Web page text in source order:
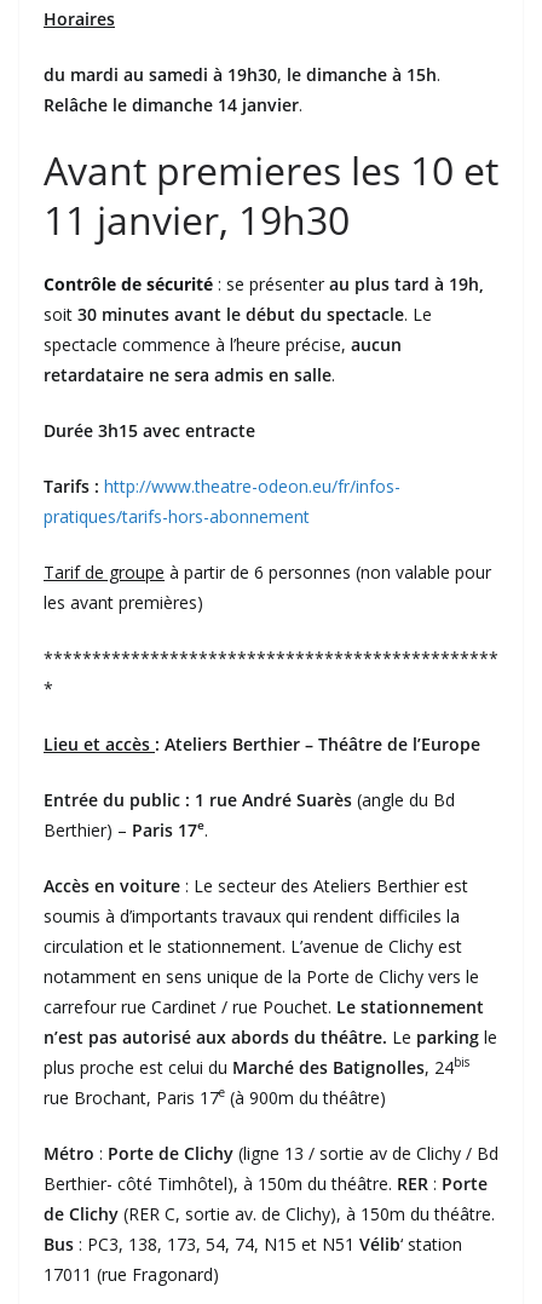
Horaires
du mardi au samedi à 19h30, le dimanche à 15h.
Relâche le dimanche 14 janvier.
Avant premieres les 10 et
11 janvier, 19h30
Contrôle de sécurité : se présenter au plus tard à 19h,
soit 30 minutes avant le début du spectacle. Le
spectacle commence à l’heure précise, aucun
retardataire ne sera admis en salle.
Durée 3h15 avec entracte
Tarifs : http://www.theatre-odeon.eu/fr/infos-
pratiques/tarifs-hors-abonnement
Tarif de groupe à partir de 6 personnes (non valable pour
les avant premières)
***********************************************
*
Lieu et accès : Ateliers Berthier – Théâtre de l’Europe
Entrée du public : 1 rue André Suarès (angle du Bd
Berthier) – Paris 17e.
Accès en voiture : Le secteur des Ateliers Berthier est
soumis à d’importants travaux qui rendent difficiles la
circulation et le stationnement. L’avenue de Clichy est
notamment en sens unique de la Porte de Clichy vers le
carrefour rue Cardinet / rue Pouchet. Le stationnement
n’est pas autorisé aux abords du théâtre. Le parking le
plus proche est celui du Marché des Batignolles, 24bis
rue Brochant, Paris 17e (à 900m du théâtre)
Métro : Porte de Clichy (ligne 13 / sortie av de Clichy / Bd
Berthier- côté Timhôtel), à 150m du théâtre. RER : Porte
de Clichy (RER C, sortie av. de Clichy), à 150m du théâtre.
Bus : PC3, 138, 173, 54, 74, N15 et N51 Vélib‘ station
17011 (rue Fragonard)